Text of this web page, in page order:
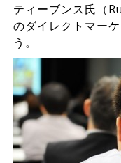
ティーブンス氏（
のダイレクトマー
う。